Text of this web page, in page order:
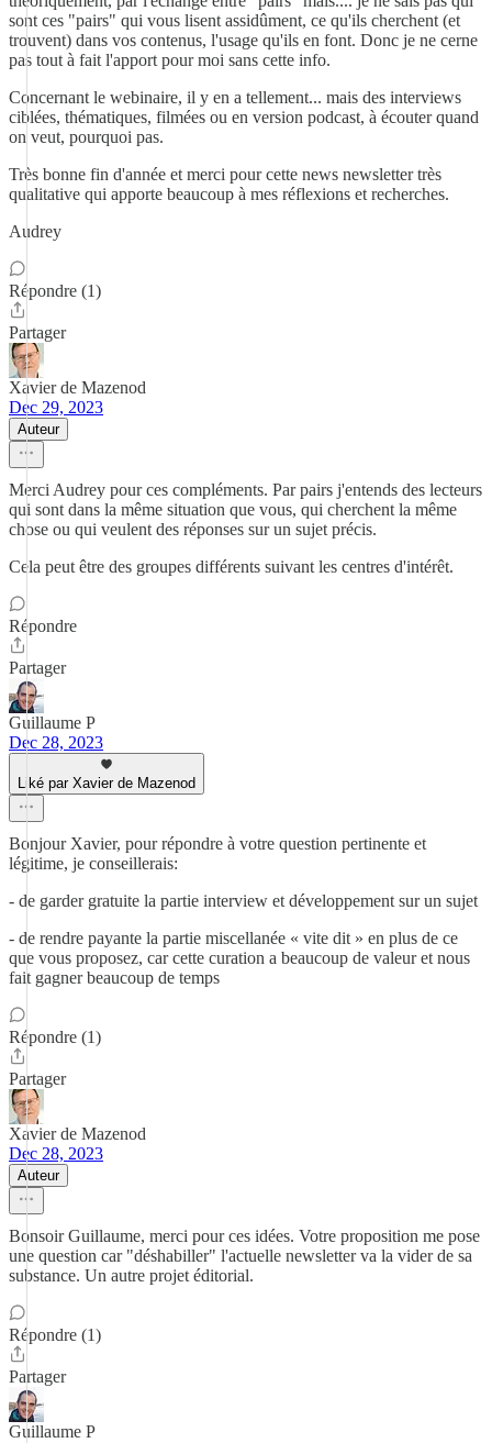
sont ces "pairs" qui vous lisent assidûment, ce qu'ils cherchent (et
trouvent) dans vos contenus, l'usage qu'ils en font. Donc je ne cerne
pas tout à fait l'apport pour moi sans cette info.
Concernant le webinaire, il y en a tellement... mais des interviews
ciblées, thématiques, filmées ou en version podcast, à écouter quand
on veut, pourquoi pas.
Très bonne fin d'année et merci pour cette news newsletter très
qualitative qui apporte beaucoup à mes réflexions et recherches.
Audrey
Répondre (1)
Partager
Xavier de Mazenod
Dec 29, 2023
Auteur
Merci Audrey pour ces compléments. Par pairs j'entends des lecteurs
qui sont dans la même situation que vous, qui cherchent la même
chose ou qui veulent des réponses sur un sujet précis.
Cela peut être des groupes différents suivant les centres d'intérêt.
Répondre
Partager
Guillaume P
Dec 28, 2023
Liké par Xavier de Mazenod
Bonjour Xavier, pour répondre à votre question pertinente et
légitime, je conseillerais:
- de garder gratuite la partie interview et développement sur un sujet
- de rendre payante la partie miscellanée « vite dit » en plus de ce
que vous proposez, car cette curation a beaucoup de valeur et nous
fait gagner beaucoup de temps
Répondre (1)
Partager
Xavier de Mazenod
Dec 28, 2023
Auteur
Bonsoir Guillaume, merci pour ces idées. Votre proposition me pose
une question car "déshabiller" l'actuelle newsletter va la vider de sa
substance. Un autre projet éditorial.
Répondre (1)
Partager
Guillaume P